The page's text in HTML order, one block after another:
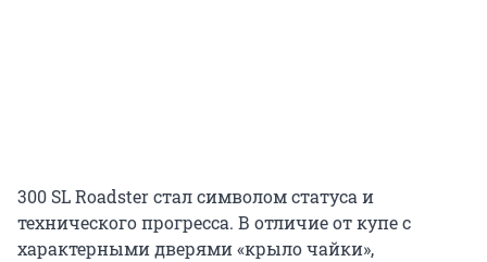
300 SL Roadster стал символом статуса и
технического прогресса. В отличие от купе с
характерными дверями «крыло чайки»,